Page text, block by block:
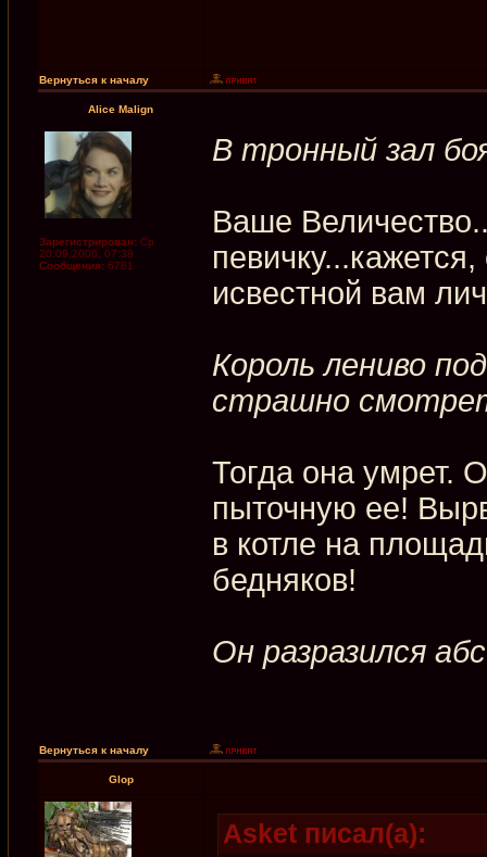
Вернуться к началу
Alice Malign
Зарегистрирован: Ср
20.09.2006, 07:38
Сообщения: 6781
В тронный зал
Ваше
исвестной вам
Король лениво
страшно
Тогда она умрет.
пыточную ее!
в котле на
бедняков!
Он разразился
Вернуться к началу
Glop
Asket писал(а):